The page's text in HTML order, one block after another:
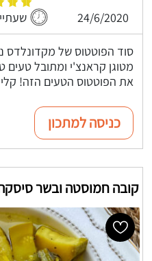
24/6/2020 שעתיים
סוד הפוטטוס של מקדונלדס
מטוגן קראנצ'י ומתובל טעים
את הפוטטוס הטעים הזה!
כניסה למתכון
קובה חמוסטה ובשר